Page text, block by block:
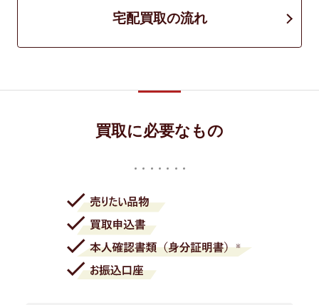
宅配買取の流れ
買取に必要なもの